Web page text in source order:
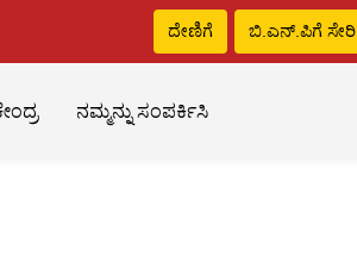
ದೇಣಿಗೆ ಬಿ.ಎನ್‌.ಪಿಗೆ ಸೇರಿ
ನಮ್ಮನ್ನು ಸಂಪರ್ಕಿಸಿ